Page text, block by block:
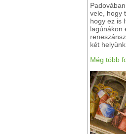
vele, hogy
hogy ez is
lagúnákon
két
Még több